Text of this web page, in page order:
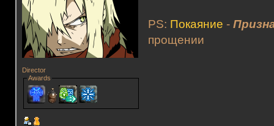
Director
Awards
PS: Покаяние -
прощении